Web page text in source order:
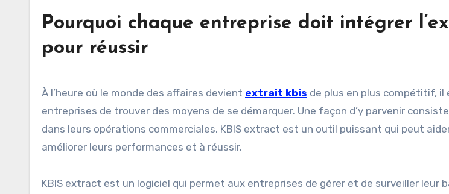
Pourquoi chaque entreprise doit intégrer
pour réussir
À l’heure où le monde des affaires devient extrait kbis de plus en plus compétitif, il
entreprises de trouver des moyens de se démarquer. Une façon d’y parvenir
dans leurs opérations commerciales. KBIS extract est un outil puissant qui peut
améliorer leurs performances et à réussir.
KBIS extract est un logiciel qui permet aux entreprises de gérer et de surveiller leur